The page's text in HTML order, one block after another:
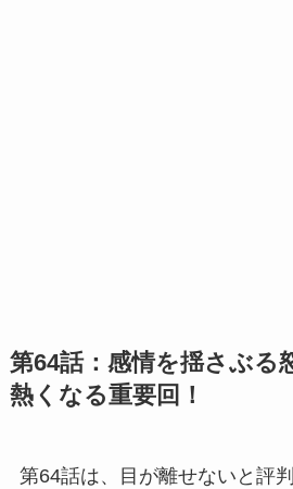
第64話：感情を揺さぶる
熱くなる重要回！
第64話は、目が離せないと評